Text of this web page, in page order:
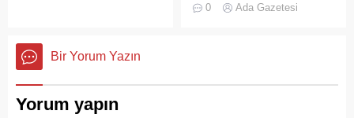
ziyaretçi yoğunluğu, temizlik
0 Ada Gazetesi
Bir Yorum Yazın
Yorum yapın